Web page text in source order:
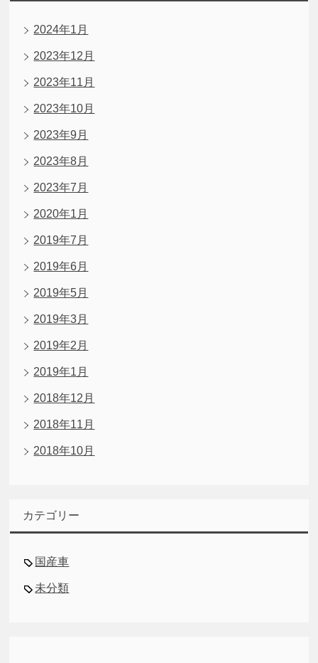
2024年1月
2023年12月
2023年11月
2023年10月
2023年9月
2023年8月
2023年7月
2020年1月
2019年7月
2019年6月
2019年5月
2019年3月
2019年2月
2019年1月
2018年12月
2018年11月
2018年10月
カテゴリー
国産車
未分類